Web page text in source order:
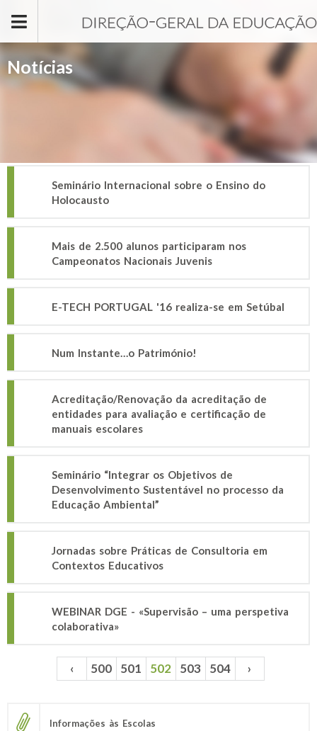
Notícias
Seminário Internacional sobre o Ensino do
Holocausto
Mais de 2.500 alunos participaram nos
Campeonatos Nacionais Juvenis
E-TECH PORTUGAL '16 realiza-se em Setúbal
Num Instante…o Património!
Acreditação/Renovação da acreditação de
entidades para avaliação e certificação de
manuais escolares
Seminário “Integrar os Objetivos de
Desenvolvimento Sustentável no processo da
Educação Ambiental”
Jornadas sobre Práticas de Consultoria em
Contextos Educativos
WEBINAR DGE - «Supervisão – uma perspetiva
colaborativa»
Páginas ‹ 500 501 502 503 504 ›
Informações às Escolas